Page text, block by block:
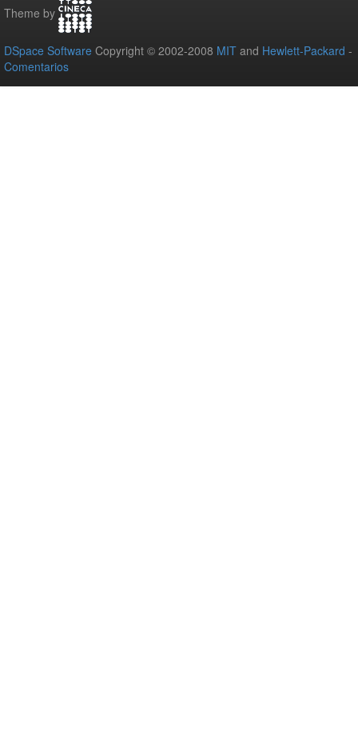
Theme by
DSpace Software Copyright © 2002-2008 MIT and Hewlett-Packard -
Comentarios